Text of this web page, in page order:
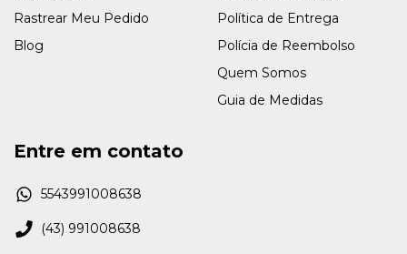
Rastrear Meu Pedido
Blog
Política de Entrega
Polícia de Reembolso
Quem Somos
Guia de Medidas
Entre em contato
5543991008638
(43) 991008638